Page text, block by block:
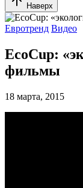
Наверх
Евротренд Видео
EcoCup:
фильмы
18 марта, 2015